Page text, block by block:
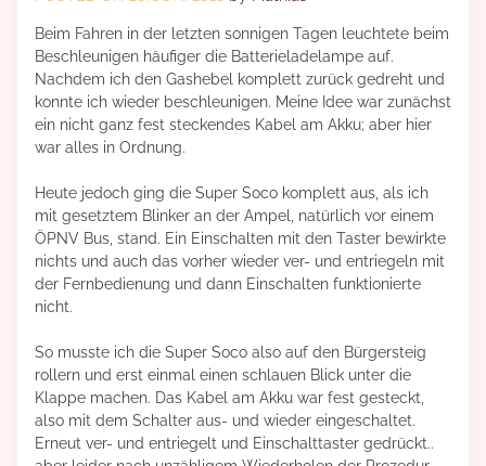
Beim Fahren in der letzten sonnigen Tagen leuchtete beim
Beschleunigen häufiger die Batterieladelampe auf.
Nachdem ich den Gashebel komplett zurück gedreht und
konnte ich wieder beschleunigen. Meine Idee war zunächst
ein nicht ganz fest steckendes Kabel am Akku; aber hier
war alles in Ordnung.
Heute jedoch ging die Super Soco komplett aus, als ich
mit gesetztem Blinker an der Ampel, natürlich vor einem
ÖPNV Bus, stand. Ein Einschalten mit den Taster bewirkte
nichts und auch das vorher wieder ver- und entriegeln mit
der Fernbedienung und dann Einschalten funktionierte
nicht.
So musste ich die Super Soco also auf den Bürgersteig
rollern und erst einmal einen schlauen Blick unter die
Klappe machen. Das Kabel am Akku war fest gesteckt,
also mit dem Schalter aus- und wieder eingeschaltet.
Erneut ver- und entriegelt und Einschalttaster gedrückt..